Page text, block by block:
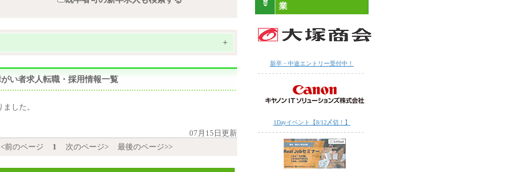
+
い者求人転職・採用情報一覧
ました。
07月15日更新
<前のページ 1 次のページ> 最後のページ>>
業
新卒・中途エントリー受付中！
1Dayイベント【8/12〆切！】